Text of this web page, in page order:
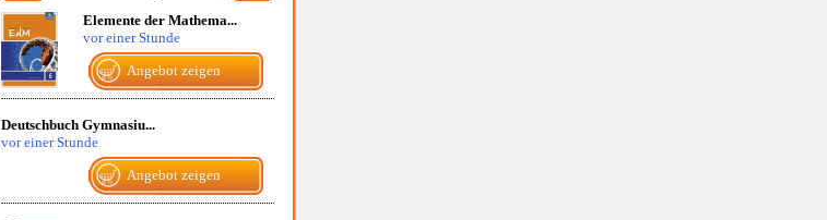
Elemente der Mathema...
vor einer Stunde
Angebot zeigen
Deutschbuch Gymnasiu...
vor einer Stunde
Angebot zeigen